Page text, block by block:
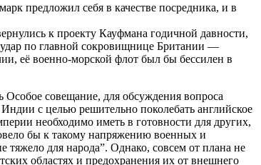
предложил себя в качестве посредника, и в
к проекту Кауфмана годичной давности,
по главной сокровищнице Британии —
её военно-морской флот был бы бессилен в
Особое совещание, для обсуждения вопроса
с целью решительно поколебать английское
необходимо иметь в готовности для других,
бы к такому напряжению военных и
для народа”. Однако, совсем от плана не
областях и предохранения их от внешнего